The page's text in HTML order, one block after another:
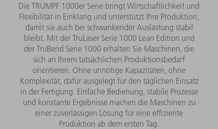
Die TRUMPF 1000er Serie bringt Wirtschaftlichkeit und
Flexibilität in Einklang und unterstützt Ihre Produktion,
damit sie auch bei schwankender Auslastung stabil
bleibt. Mit der TruLaser Serie 1000 Lean Edition und
der TruBend Serie 1000 erhalten Sie Maschinen, die
sich an Ihrem tatsächlichen Produktionsbedarf
orientieren. Ohne unnötige Kapazitäten, ohne
Komplexität, dafür ausgelegt für den täglichen Einsatz
in der Fertigung. Einfache Bedienung, stabile Prozesse
und konstante Ergebnisse machen die Maschinen zu
einer zuverlässigen Lösung für eine effiziente
Produktion ab dem ersten Tag.